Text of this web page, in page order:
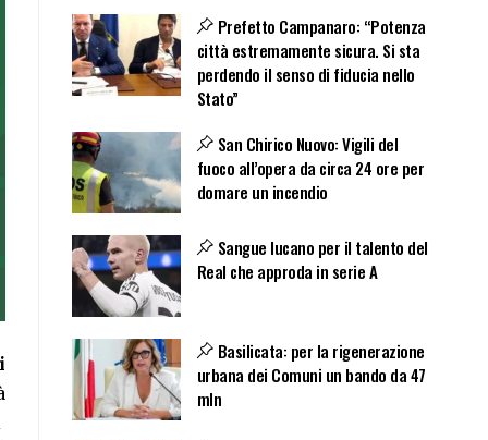
Prefetto Campanaro: “Potenza
città estremamente sicura. Si sta
perdendo il senso di fiducia nello
Stato”
San Chirico Nuovo: Vigili del
fuoco all’opera da circa 24 ore per
domare un incendio
Sangue lucano per il talento del
Real che approda in serie A
Basilicata: per la rigenerazione
urbana dei Comuni un bando da 47
mln